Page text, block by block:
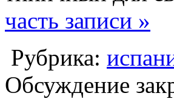
часть записи »
Рубрика:
Обсуждение